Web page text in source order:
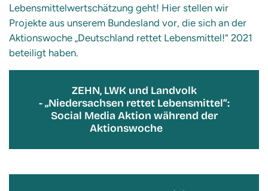
Lebensmittelwertschätzung geht! Hier stellen wir
Projekte aus unserem Bundesland vor, die sich an der
Aktionswoche „Deutschland rettet Lebensmittel!“ 2021
beteiligt haben.
ZEHN, LWK und Landvolk
- „Niedersachsen rettet Lebensmittel“:
Social Media Aktion während der
Aktionswoche